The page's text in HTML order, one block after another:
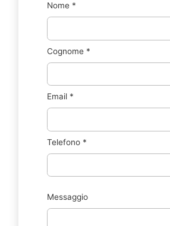
Nome *
Cognome *
Email *
Telefono *
Messaggio